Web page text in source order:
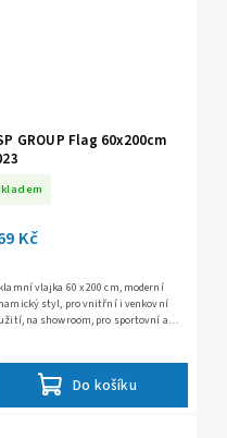
GROUP Flag 60x200cm
Kč
Do košíku
vlajka 60 x 200 cm, moderní
styl, pro vnitřní i venkovní
na showroom, pro sportovní a